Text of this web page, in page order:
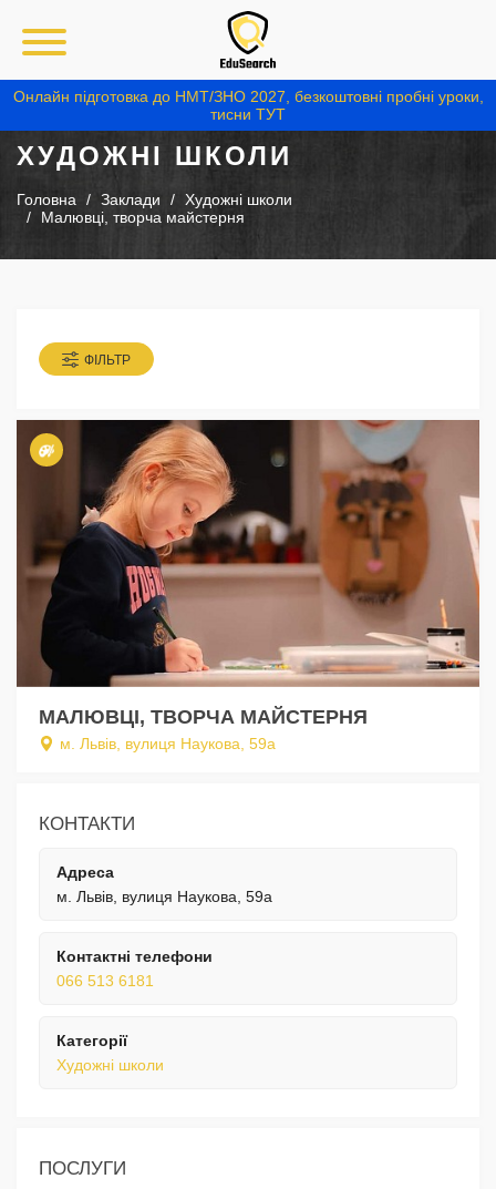
Онлайн підготовка до НМТ/ЗНО 2027, безкоштовні пробні уроки,
тисни ТУТ
ХУДОЖНІ ШКОЛИ
Головна Заклади
Художні школи
Малювці, творча майстерня
ФІЛЬТР
МАЛЮВЦІ, ТВОРЧА МАЙСТЕРНЯ
м. Львів, вулиця Наукова, 59а
КОНТАКТИ
Адреса
м. Львів, вулиця Наукова, 59а
Контактні телефони
066 513 6181
Категорії
Художні школи
ПОСЛУГИ